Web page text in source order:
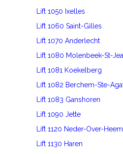
Lift 1050 Ixelles
Lift 1060 Saint-Gilles
Lift 1070 Anderlecht
Lift 1080 Molenbeek-St-
Lift 1081 Koekelberg
Lift 1082 Berchem-Ste-
Lift 1083 Ganshoren
Lift 1090 Jette
Lift 1120 Neder-Over-
Lift 1130 Haren